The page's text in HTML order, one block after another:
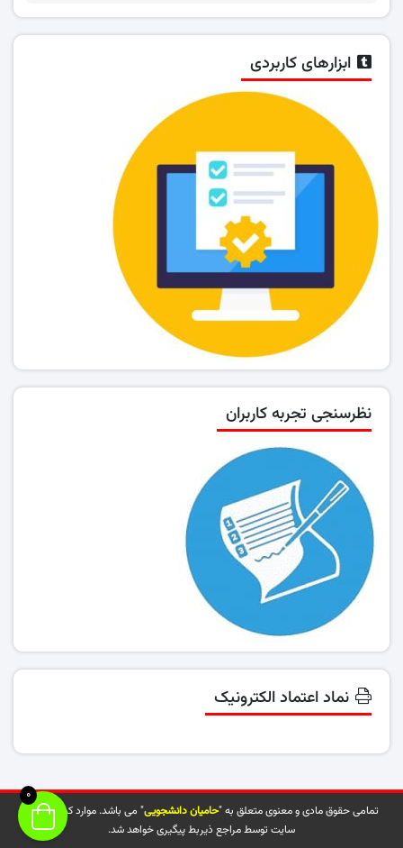
ابزارهای کاربردی
نظرسنجی تجربه کاربران
نماد اعتماد الکترونیک
تمامی حقوق مادی و معنوی متعلق به "حامیان دانشجویی" می باشد. موارد کپی شده از
سایت توسط مراجع ذیربط پیگیری خواهد شد.
0